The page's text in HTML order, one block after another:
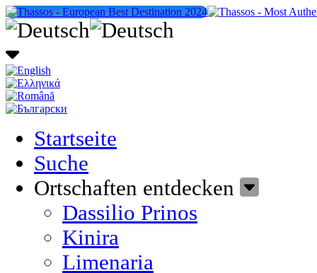
Startseite
Suche
Ortschaften entdecken
Dassilio Prinos
Kinira
Limenaria